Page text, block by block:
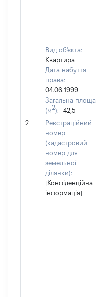
2
Вид об'єкта:
Квартира
Дата набуття
права:
04.06.1999
Загальна площа
(м2):
42,5
Реєстраційний
номер
(кадастровий
номер для
земельної
ділянки):
[Конфіденційна
інформація]